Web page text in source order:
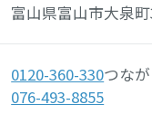
富山県富山市大泉
0120-360-330つな
076-493-8855